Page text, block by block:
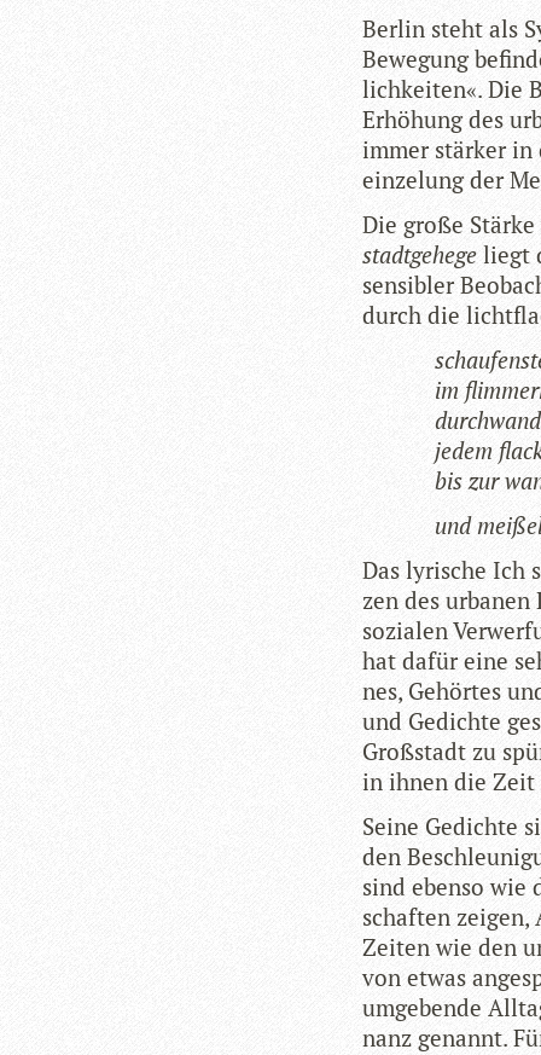
Ber­lin steht als
Bewe­gung
lich­kei­ten«. Die
Erhö­hung des
immer stär­ker
ein­ze­lung der
Die große
stadt­ge­hege liegt
sen­si­bler
durch die
im
jedem
bis zur
und
Das lyri­sche Ich
zen des urba­nen
sozia­len
hat dafür eine
nes, Gehör­tes
und Gedichte
Groß­stadt zu
in ihnen die
Seine Gedichte
den
sind ebenso wie
schaf­ten zei­gen,
Zei­ten wie den
von etwas
umge­bende
nanz genannt.